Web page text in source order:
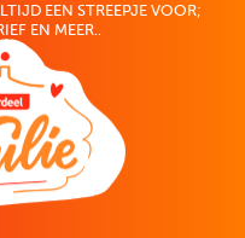
EEN STREEPJE VOOR;
EN MEER..